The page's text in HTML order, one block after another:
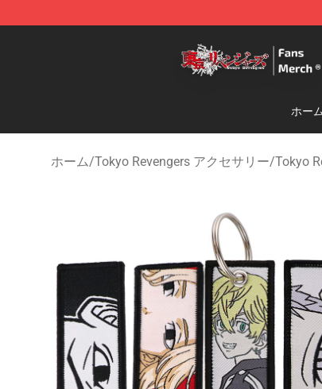
ホーム
ホーム/Tokyo Revengers アクセサリー/Tokyo